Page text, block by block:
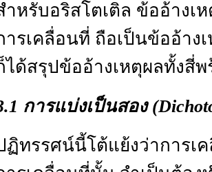
ำหรับอริสโตเติล ข้ออ้างเ
ารเคลื่อนที่ ถือเป็นข้ออ้าง
ได้สรุปข้ออ้างเหตุผลทั้งสี่
การแบ่งเป็นสอง (
ฏิทรรศน์นี้โต้แย้งว่าการเ